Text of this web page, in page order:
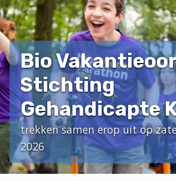
het
menu
Direct
naar
de
pagina
inhoud
Bio
Stichting
Gehandicapte
trekken samen erop uit op
2026